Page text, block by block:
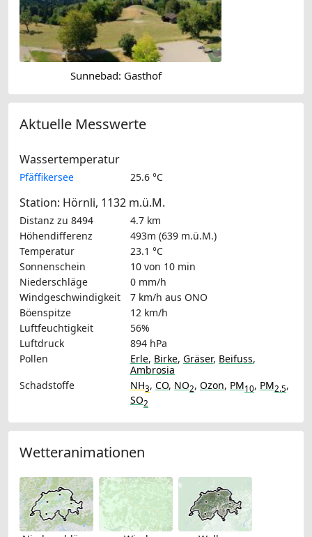
Sunnebad: Gasthof
Aktuelle Messwerte
Wassertemperatur
Pfäffikersee 25.6 °C
Station: Hörnli, 1132 m.ü.M.
Distanz zu 8494
4.7 km
Höhendifferenz
493m (639 m.ü.M.)
Temperatur
23.1 °C
Sonnenschein
10 von 10 min
Niederschläge
0 mm/h
Windgeschwindigkeit
7 km/h aus ONO
Böenspitze
12 km/h
Luftfeuchtigkeit
56%
Luftdruck
894 hPa
Pollen
Erle, Birke, Gräser, Beifuss,
Ambrosia
Schadstoffe
NH3, CO, NO2, Ozon, PM10, PM2.5,
SO2
Wetteranimationen